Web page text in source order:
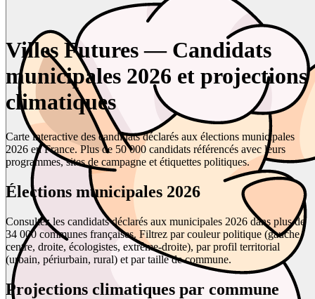
Villes Futures — Candidats
municipales 2026 et projections
climatiques
Carte interactive des candidats déclarés aux élections municipales
2026 en France. Plus de 50 000 candidats référencés avec leurs
programmes, sites de campagne et étiquettes politiques.
Élections municipales 2026
Consultez les candidats déclarés aux municipales 2026 dans plus de
34 000 communes françaises. Filtrez par couleur politique (gauche,
centre, droite, écologistes, extrême-droite), par profil territorial
(urbain, périurbain, rural) et par taille de commune.
Projections climatiques par commune